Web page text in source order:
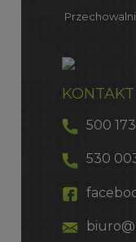
KONTAKT
500
530